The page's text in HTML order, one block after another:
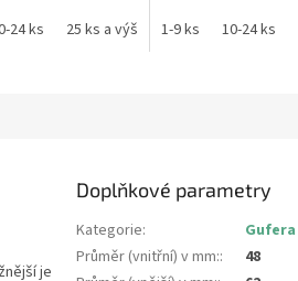
24 ks 25 ks a výše 1-9 ks 10-24 ks
je
Doplňkové parametry
Kategorie:
Gufera
Průměr (vnitřní) v mm::
48